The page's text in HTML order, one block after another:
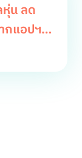
น ลด
กแอปฯ